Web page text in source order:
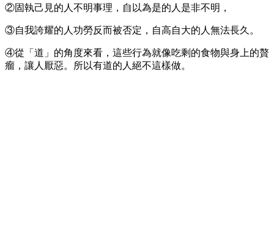
②固執己見的人不明事理，自以為是的人是非不明，
③自我誇耀的人功勞反而被否定，自高自大的人無法長久。
④從「道」的角度來看，這些行為就像吃剩的食物與身上的贅
瘤，讓人厭惡。所以有道的人絕不這樣做。